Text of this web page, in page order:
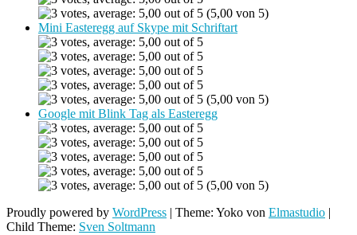
(5,00 von 5)
Mini Easteregg auf Skype mit Schriftart
(5,00 von 5)
Google mit Blink Tag als Easteregg
(5,00 von 5)
Proudly powered by WordPress | Theme: Yoko von Elmastudio |
Child Theme: Sven Soltmann